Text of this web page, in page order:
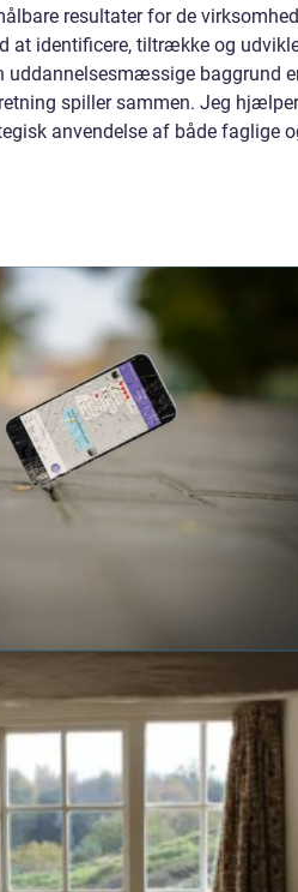
resultater for de
at identificere, tiltrække og
baggrund
spiller sammen. Jeg
anvendelse af både faglige